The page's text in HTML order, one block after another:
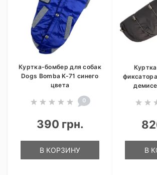
Куртка-бомбер для собак
Dogs Bomba K-71 синего
цвета
0
390 грн.
В КОРЗИНУ В